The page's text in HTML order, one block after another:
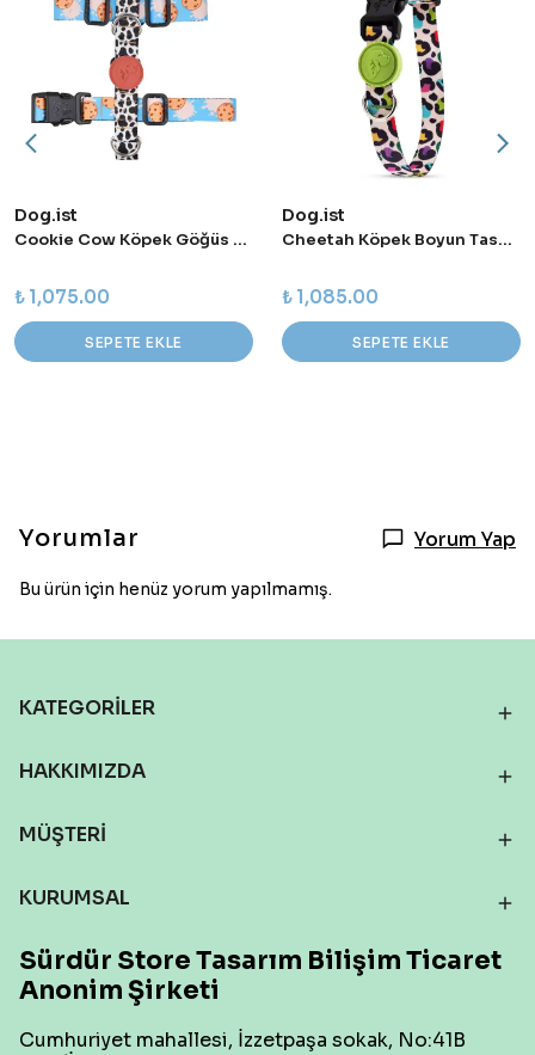
Dog.ist
Cookie Cow Köpek Göğüs Tasması
₺ 1,075.00
SEPETE EKLE
Dog.ist
Cheetah Köpek Boyun Tasması
₺ 1,085.00
SEPETE EKLE
Yorumlar Yorum Yap
Bu ürün için henüz yorum yapılmamış.
KATEGORİLER
HAKKIMIZDA
MÜŞTERİ
KURUMSAL
Sürdür Store Tasarım Bilişim Ticaret
Anonim Şirketi
Cumhuriyet mahallesi, İzzetpaşa sokak, No:41B